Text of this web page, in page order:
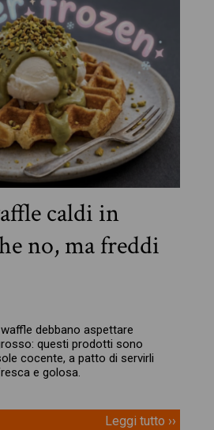
caldi in
no, ma freddi
debbano aspettare
questi prodotti sono
cocente, a patto di servirli
e golosa.
Leggi tutto ››